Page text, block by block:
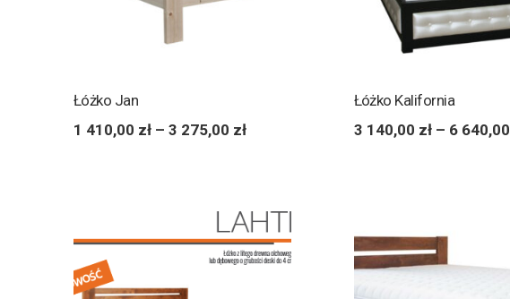
Łóżko Jan
1 410,00 zł – 3 275,00 zł
Łóżko Kalifornia
3 140,00 zł– 6 640,00